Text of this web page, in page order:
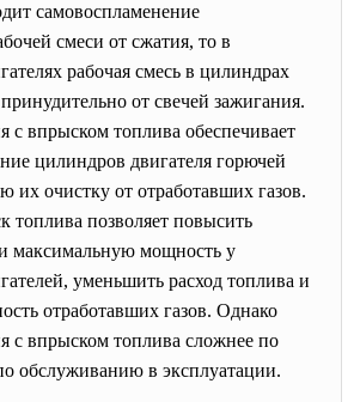
самовоспламенение
смеси от сжатия, то в
рабочая смесь в цилиндрах
от свечей зажигания.
с впрыском топлива обеспечивает
цилиндров двигателя горючей
их очистку от отработавших газов.
топлива позволяет повысить
максимальную мощность у
уменьшить расход топлива и
отработавших газов. Однако
с впрыском топлива сложнее по
обслуживанию в эксплуатации.